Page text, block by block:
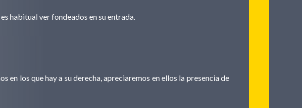
habitual ver fondeados en su entrada.
en los que hay a su derecha, apreciaremos en ellos la presencia de